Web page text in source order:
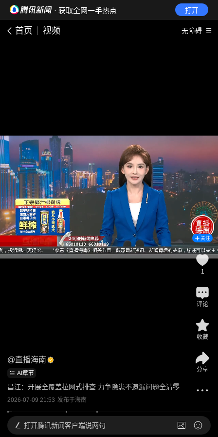
· 获取全网一手热点 打开
首页 视频 无障碍
@直播海南
AI章节
昌江：开展全覆盖拉网式排查 力争隐患不遗漏问题全清零
2026-07-09 21:53 发布于海南
关注
1
评论
收藏
分享
打开腾讯新闻客户端说两句